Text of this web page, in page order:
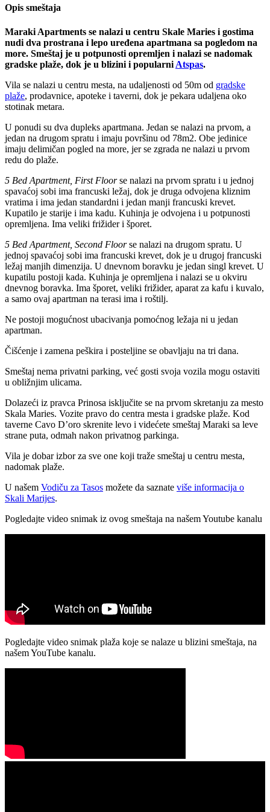
Opis smeštaja
Maraki Apartments se nalazi u centru Skale Maries i gostima
nudi dva prostrana i lepo uređena apartmana sa pogledom na
more. Smeštaj je u potpunosti opremljen i nalazi se nadomak
gradske plaže, dok je u blizini i popularni Atspas.
Vila se nalazi u centru mesta, na udaljenosti od 50m od gradske
plaže, prodavnice, apoteke i taverni, dok je pekara udaljena oko
stotinak metara.
U ponudi su dva dupleks apartmana. Jedan se nalazi na prvom, a
jedan na drugom spratu i imaju površinu od 78m2. Obe jedinice
imaju delimičan pogled na more, jer se zgrada ne nalazi u prvom
redu do plaže.
5 Bed Apartment, First Floorse nalazi na prvom spratu i u jednoj
spavaćoj sobi ima francuski ležaj, dok je druga odvojena kliznim
vratima i ima jedan standardni i jedan manji francuski krevet.
Kupatilo je starije i ima kadu. Kuhinja je odvojena i u potpunosti
opremljena. Ima veliki frižider i šporet.
5 Bed Apartment, Second Floorse nalazi na drugom spratu. U
jednoj spavaćoj sobi ima francuski krevet, dok je u drugoj francuski
ležaj manjih dimenzija. U dnevnom boravku je jedan singl krevet. U
kupatilu postoji kada. Kuhinja je opremljena i nalazi se u okviru
dnevnog boravka. Ima šporet, veliki frižider, aparat za kafu i kuvalo,
a samo ovaj apartman na terasi ima i roštilj.
Ne postoji mogućnost ubacivanja pomoćnog ležaja ni u jedan
apartman.
Čišćenje i zamena peškira i posteljine se obavljaju na tri dana.
Smeštaj nema privatni parking, već gosti svoja vozila mogu ostaviti
u obližnjim ulicama.
Dolazeći iz pravca Prinosa isključite se na prvom skretanju za mesto
Skala Maries. Vozite pravo do centra mesta i gradske plaže. Kod
taverne Cavo D’oro skrenite levo i videćete smeštaj Maraki sa leve
strane puta, odmah nakon privatnog parkinga.
Vila je dobar izbor za sve one koji traže smeštaj u centru mesta,
nadomak plaže.
U našem Vodiču za Tasos možete da saznate više informacija o
Skali Marijes.
Pogledajte video snimak iz ovog smeštaja na našem Youtube kanalu
Pogledajte video snimak plaža koje se nalaze u blizini smeštaja, na
našem YouTube kanalu.